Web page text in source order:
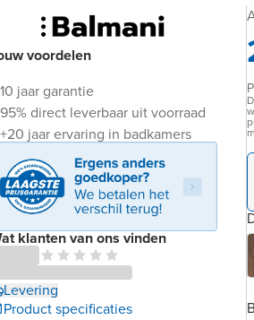
voordelen
10 jaar garantie
95% direct leverbaar uit voorraad
+20 jaar ervaring in badkamers
klanten van ons vinden
Levering
Product specificaties